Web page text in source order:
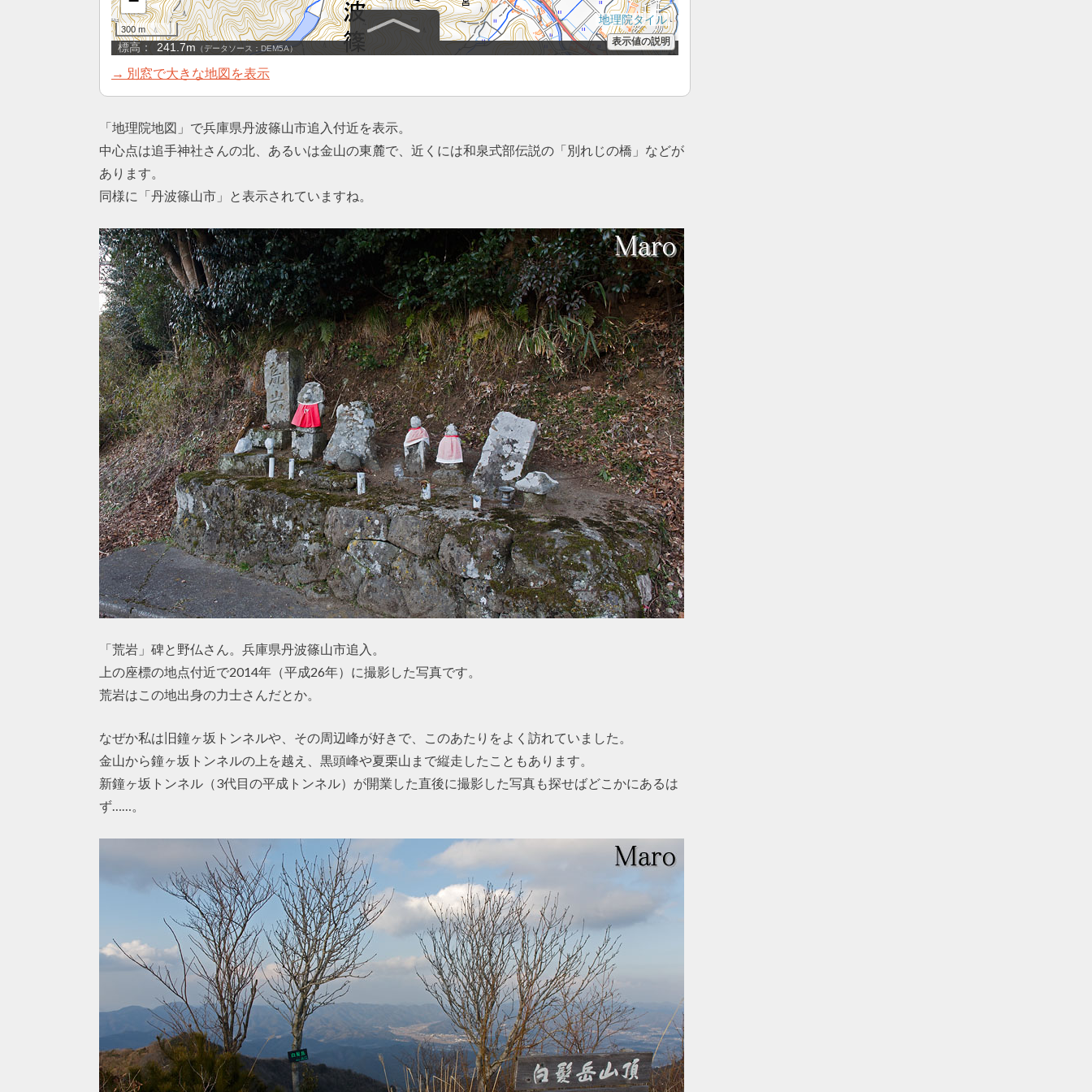
→ 別窓で大きな地図を表示
「地理院地図」で兵庫県丹波篠山市追入付近を表示。
中心点は追手神社さんの北、あるいは金山の東麓で、近くには和泉式部伝説の「別れじの橋」などが
あります。
同様に「丹波篠山市」と表示されていますね。
「荒岩」碑と野仏さん。兵庫県丹波篠山市追入。
上の座標の地点付近で2014年（平成26年）に撮影した写真です。
荒岩はこの地出身の力士さんだとか。
なぜか私は旧鐘ヶ坂トンネルや、その周辺峰が好きで、このあたりをよく訪れていました。
金山から鐘ヶ坂トンネルの上を越え、黒頭峰や夏栗山まで縦走したこともあります。
新鐘ヶ坂トンネル（3代目の平成トンネル）が開業した直後に撮影した写真も探せばどこかにあるは
ず……。